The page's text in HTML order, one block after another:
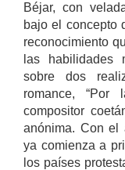
Béjar, con
bajo el concepto
reconocimiento
las habilidades
sobre dos
romance, “Por
compositor
anónima. Con el
ya comienza a
los países